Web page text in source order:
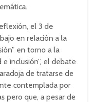
el 3 de
en relación a la
en torno a la
e inclusión”, el debate
de tratarse de
contemplada por
pero que, a pesar de